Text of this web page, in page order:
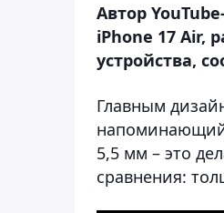
Автор
iPhone 17 Air,
устройства,
Главным
напоминающий
5,5 мм – это
сравнения: